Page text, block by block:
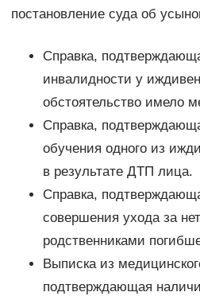
постановление суда об
Справка,
инвалидности у
обстоятельство имело
Справка,
обучения одного из
в результате ДТП лица.
Справка,
совершения ухода за
родственниками
Выписка из
подтверждающая